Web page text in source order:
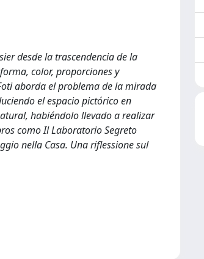
desde la trascendencia de la
color, proporciones y
aborda el problema de la mirada
el espacio pictórico en
habiéndolo llevado a realizar
como Il Laboratorio Segreto
nella Casa. Una riflessione sul